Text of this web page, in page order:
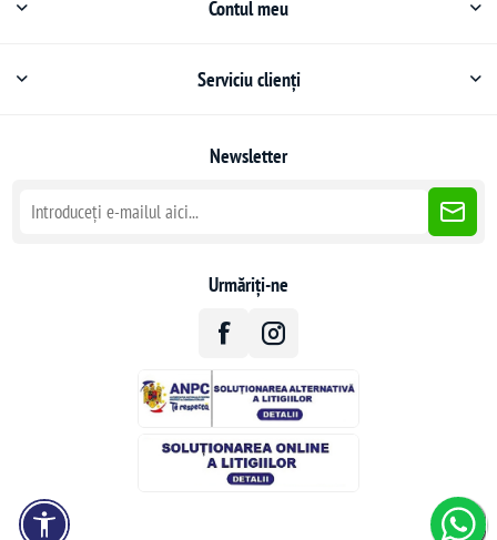
Contul meu
Serviciu clienți
Newsletter
Urmăriți-ne